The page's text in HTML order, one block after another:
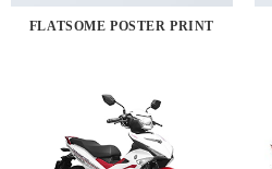
FLATSOME POSTER PRINT